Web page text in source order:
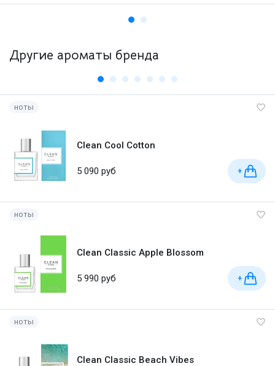
Другие ароматы бренда
ноты
Clean Cool Cotton
5 090 руб +
ноты
Clean Classic Apple Blossom
5 990 руб +
ноты
Clean Classic Beach Vibes